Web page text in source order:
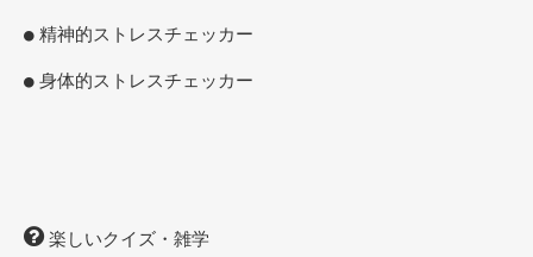
精神的ストレスチェッカー
身体的ストレスチェッカー
楽しいクイズ・雑学